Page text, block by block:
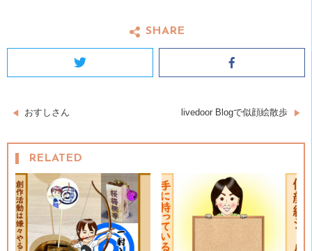
SHARE
Twitter
投
稿
ナ
ビ
ゲ
おすしさん livedoor Blogで似顔絵散歩
RELATED